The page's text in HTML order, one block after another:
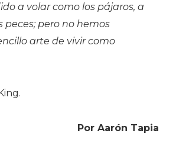
a volar como los pájaros, a
peces; pero no hemos
arte de vivir como
Por Aarón Tapia